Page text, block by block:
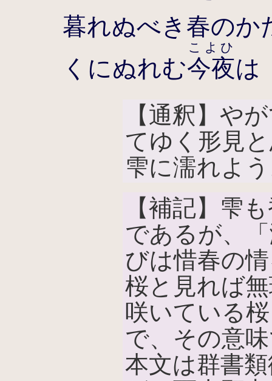
暮れぬべき春のか
くにぬれむ今夜
こよひ
は
【通釈】や
てゆく形見
雫に濡れよ
【補記】雫
であるが、
びは惜春の
桜と見れば
咲いている
で、その意
本文は群書